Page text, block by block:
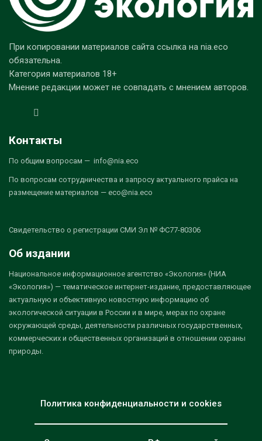
При копировании материалов сайта ссылка на nia.eco
обязательна.
Категория материалов 18+
Мнение редакции может не совпадать с мнением авторов.
Контакты
По общим вопросам — info@nia.eco
По вопросам сотрудничества и запросу актуального прайса на
размещение материалов — eco@nia.eco
Свидетельство о регистрации СМИ Эл № ФС77-80306
Об издании
Национальное информационное агентство «Экология» (НИА
«Экология») — тематическое интернет-издание, предоставляющее
актуальную и объективную новостную информацию об
экологической ситуации в России и в мире, мерах по охране
окружающей среды, деятельности различных государственных,
коммерческих и общественных организаций в отношении охраны
природы.
Политика конфиденциальности и cookies